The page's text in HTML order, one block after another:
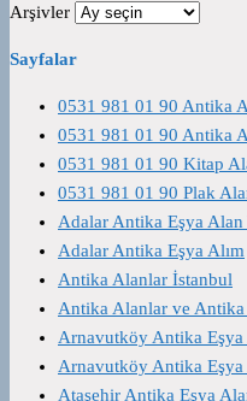
Arşivler
Sayfalar
0531 981 01 90 Antika
0531 981 01 90 Antika
0531 981 01 90 Kitap
0531 981 01 90 Plak
Adalar Antika Eşya Alan
Adalar Antika Eşya Alım
Antika Alanlar İstanbul
Antika Alanlar ve
Arnavutköy Antika Eşya
Arnavutköy Antika Eşya
Ataşehir Antika Eşya